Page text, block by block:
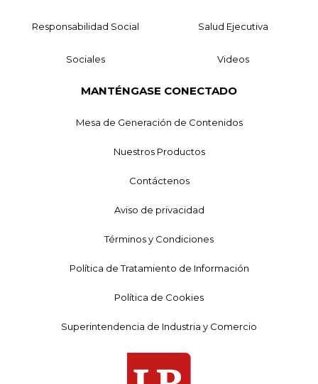
Responsabilidad Social Salud Ejecutiva
Sociales Videos
MANTÉNGASE CONECTADO
Mesa de Generación de Contenidos
Nuestros Productos
Contáctenos
Aviso de privacidad
Términos y Condiciones
Política de Tratamiento de Información
Política de Cookies
Superintendencia de Industria y Comercio